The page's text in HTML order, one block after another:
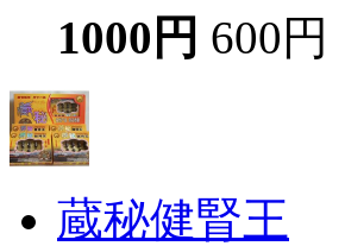
1000円 600円
蔵秘健腎王